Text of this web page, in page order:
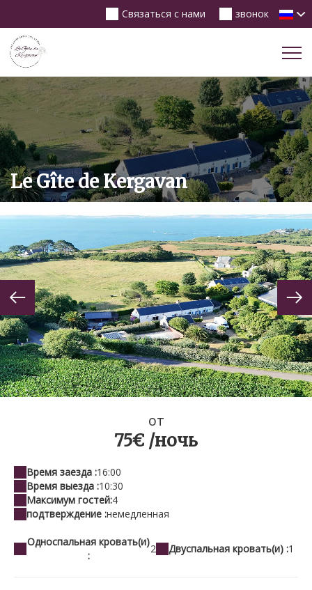
звонок
Связаться с нами
Le Gîte de Kergavan
vue aérienne
oт
75€ /ночь
Время заезда :16:00
Время выезда :10:30
Максимум гостей:4
подтверждение :немедленная
Односпальная кровать(и)
:
2 Двуспальная кровать(и) :1